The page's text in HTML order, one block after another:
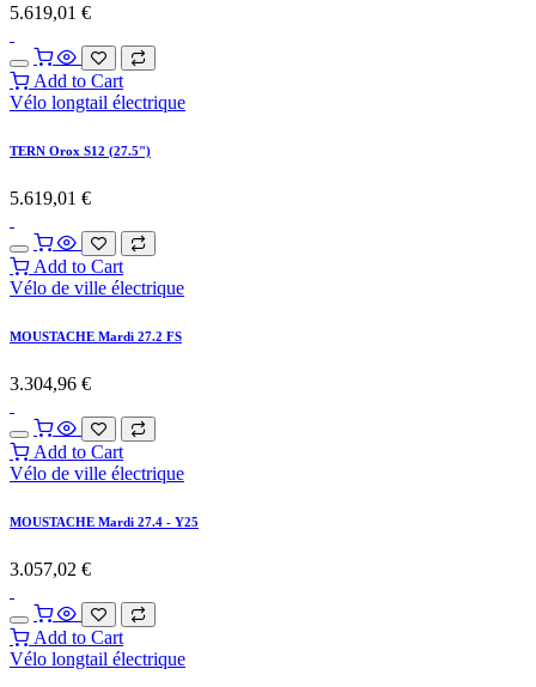
5.619,01 €
Add to Cart
Vélo longtail électrique
TERN Orox S12 (27.5")
5.619,01 €
Add to Cart
Vélo de ville électrique
MOUSTACHE Mardi 27.2 FS
3.304,96 €
Add to Cart
Vélo de ville électrique
MOUSTACHE Mardi 27.4 - Y25
3.057,02 €
Add to Cart
Vélo longtail électrique